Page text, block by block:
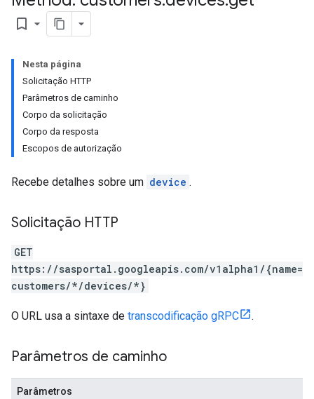
bookmark_border
Nesta página
Solicitação HTTP
Parâmetros de caminho
Corpo da solicitação
Corpo da resposta
Escopos de autorização
Recebe detalhes sobre um device .
Solicitação HTTP
GET
https://sasportal.googleapis.com/v1alpha1/{name=
customers/*/devices/*}
O URL usa a sintaxe de transcodificação gRPC .
Parâmetros de caminho
Parâmetros